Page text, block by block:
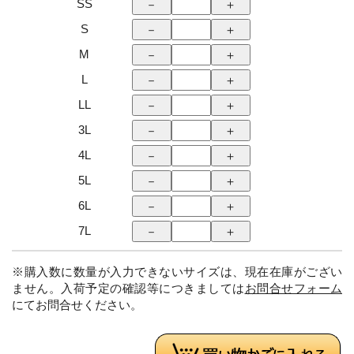
SS
S
M
L
LL
3L
4L
5L
6L
7L
※購入数に数量が入力できないサイズは、現在在庫がござい
ません。入荷予定の確認等につきましてはお問合せフォーム
にてお問合せください。